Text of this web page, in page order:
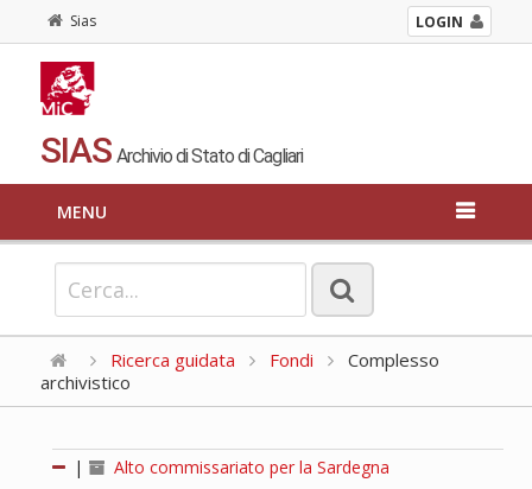
Sias LOGIN
SIAS Archivio di Stato di Cagliari
MENU
Ricerca guidata Fondi
Complesso
archivistico
| Alto commissariato per la Sardegna